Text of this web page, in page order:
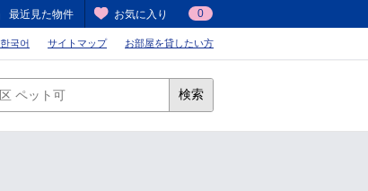
最近見た物件 お気に入り 0
한국어 サイトマップ お部屋を貸したい方
検索